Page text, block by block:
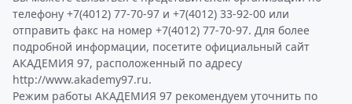
телефону +7(4012) 77-70-97 и +7(4012) 33-92-00 или
отправить факс на номер +7(4012) 77-70-97. Для более
подробной информации, посетите официальный сайт
АКАДЕМИЯ 97, расположенный по адресу
http://www.akademy97.ru.
Режим работы АКАДЕМИЯ 97 рекомендуем уточнить по